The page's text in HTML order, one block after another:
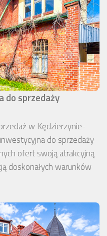
do sprzedaży
w Kędzierzynie-
do sprzedaży
ofert swoją atrakcyjną
doskonałych warunków